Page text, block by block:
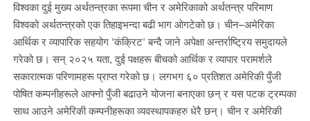
विश्वका दुई मुख्य अर्थतन्त्रका रूपमा चीन र अमेरिकाको अर्थतन्त्र परिमाण
विश्वको अर्थतन्त्रको एक तिहाइभन्दा बढी भाग ओगटेको छ। चीन–अमेरिका
आर्थिक र व्यापारिक सहयोग 'कंक्रिट' बन्दै जाने अपेक्षा अन्तर्राष्ट्रिय समुदायले
गरेको छ। सन् २०२५ यता, दुई पक्षहरू बीचको आर्थिक र व्यापार परामर्शले
सकारात्मक परिणामहरू प्राप्त गरेको छ। लगभग ६० प्रतिशत अमेरिकी पुँजी
पोषित कम्पनीहरूले आफ्नो पुँजी बढाउने योजना बनाएका छन् र यस पटक ट्रम्पका
साथ आउने अमेरिकी कम्पनीहरूका व्यवस्थापकहरु धेरै छन्। चीन र अमेरिकी